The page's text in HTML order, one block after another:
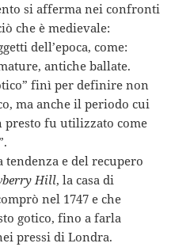
si afferma nei confronti
che è medievale:
dell’epoca, come:
antiche ballate.
finì per definire non
ma anche il periodo cui
presto fu utilizzato come
e del recupero
Hill, la casa di
nel 1747 e che
gotico, fino a farla
pressi di Londra.